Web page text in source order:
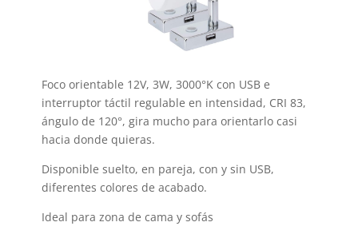
Foco orientable 12V, 3W, 3000°K con USB e
interruptor táctil regulable en intensidad, CRI 83,
ángulo de 120°, gira mucho para orientarlo casi
hacia donde quieras.
Disponible suelto, en pareja, con y sin USB,
diferentes colores de acabado.
Ideal para zona de cama y sofás